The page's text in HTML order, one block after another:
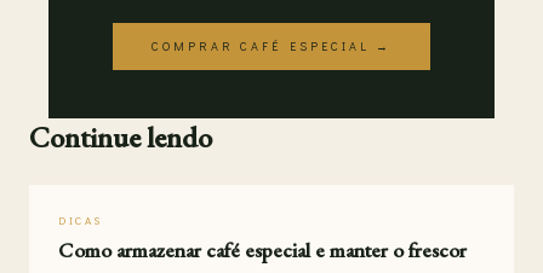
COMPRAR CAFÉ ESPECIAL →
Continue lendo
DICAS
Como armazenar café especial e manter o frescor